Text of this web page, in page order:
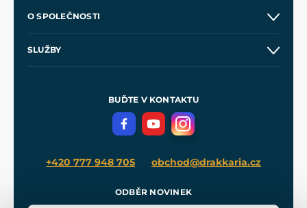
Velkoobchod
O SPOLEČNOSTI
SLUŽBY
Meče pro Kingdom Come
BUĎTE V KONTAKTU
+420 777 948 705 obchod@drakkaria.cz
ODBĚR NOVINEK